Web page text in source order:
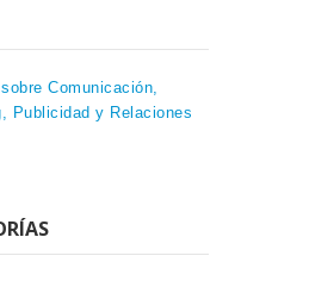
Comunicación,
Publicidad y Relaciones